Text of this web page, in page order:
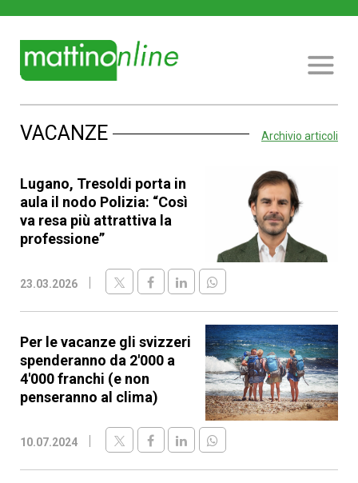
VACANZE Archivio articoli
Lugano, Tresoldi porta in
aula il nodo Polizia: “Così
va resa più attrattiva la
professione”
23.03.2026
Per le vacanze gli svizzeri
spenderanno da 2'000 a
4'000 franchi (e non
penseranno al clima)
10.07.2024